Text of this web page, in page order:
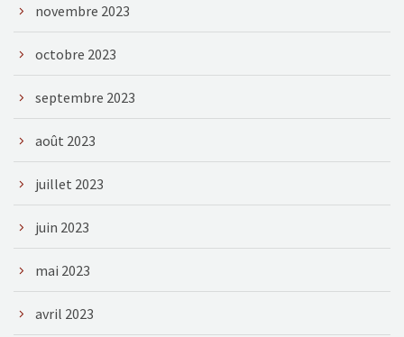
novembre 2023
octobre 2023
septembre 2023
août 2023
juillet 2023
juin 2023
mai 2023
avril 2023